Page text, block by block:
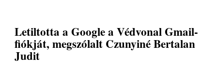
Letiltotta a Google a Védvonal Gmail-
fiókját, megszólalt Czunyiné Bertalan
Judit